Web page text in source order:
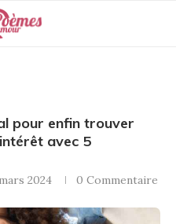
pour enfin trouver
avec 5
2024 0 Commentaire